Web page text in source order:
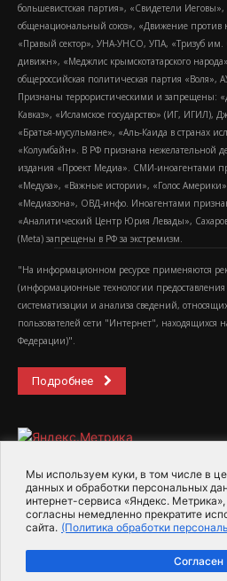
Мы используем куки, в том числе в
данных и обработки персональных
интернет-сервиса «Яндекс.
согласны немедленно прекратите
сайта. (Политика обработки
Согласен
большевистская партия», «Свидетели
общенациональный союз», «Движение
«Правый сектор», УНА-УНСО, УПА, «Тризуб
дивижн», «Меджлис крымскотатарского
общероссийская политическая партия «Воля»,
Признаны террористическими и запрещены:
Кавказ», «Исламское государство» (ИГ, ИГИЛ),
«Братья-мусульмане», «Аль-Каида в странах
«Колумбайн». В РФ признана нежелательной
издания «Проект Медиа». СМИ-иноагентами
«Медуза», «Важные истории», «Голос
«Медиазона», ОВД-инфо. Иноагентами
«Аналитический Центр Юрия Левады»,
(Metа) запрещены в РФ за экстремизм.
"На информационном ресурсе применяются
(информационные технологии
систематизации и анализа сведений,
пользователей сети "Интернет", находящихся
Федерации)".
Подробнее
2015-2026- Информационное
Для справки Об издании
Политика обработки персональных